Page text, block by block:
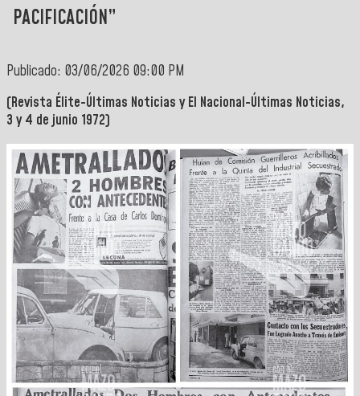
PACIFICACIÓN”
Publicado: 03/06/2026 09:00 PM
(Revista Élite-Últimas Noticias y El Nacional-Últimas Noticias,
3 y 4 de junio 1972)